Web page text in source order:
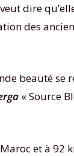
dire
des
beauté se
« Source
et à 92